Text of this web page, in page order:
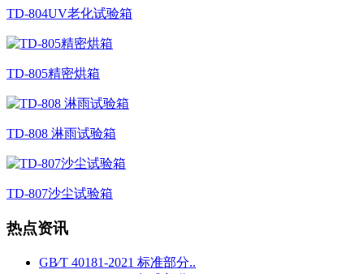
TD-804UV老化试验箱
TD-805精密烘箱
TD-808 淋雨试验箱
TD-807沙尘试验箱
热点资讯
GB∕T 40181-2021 标准部分..